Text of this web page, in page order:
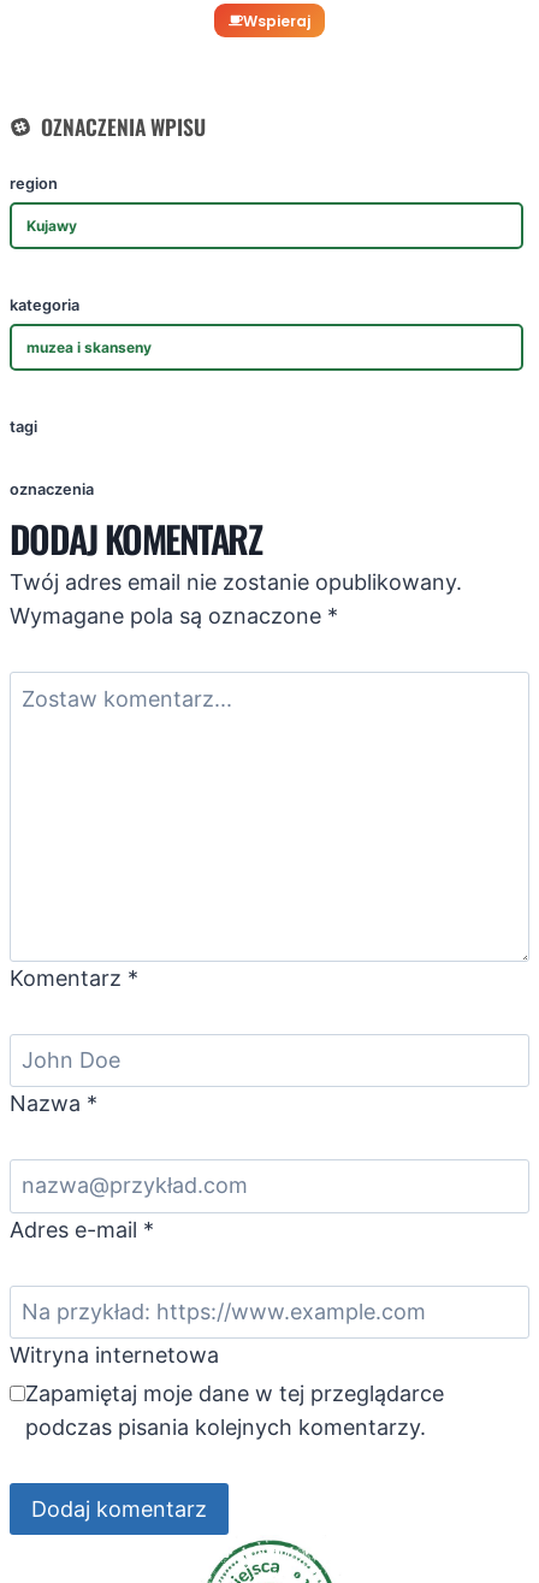
Wspieraj
OZNACZENIA WPISU
region
Kujawy
kategoria
muzea i skanseny
tagi
oznaczenia
DODAJ KOMENTARZ
Twój adres email nie zostanie opublikowany.
Wymagane pola są oznaczone *
Komentarz *
Nazwa *
Adres e-mail *
Witryna internetowa
Zapamiętaj moje dane w tej przeglądarce
podczas pisania kolejnych komentarzy.